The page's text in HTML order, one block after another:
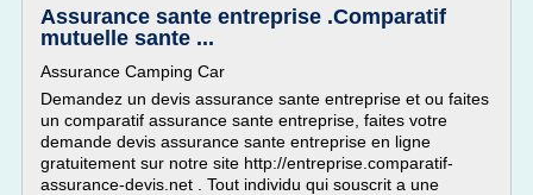
Assurance sante entreprise .Comparatif
mutuelle sante ...
Assurance Camping Car
Demandez un devis assurance sante entreprise et ou faites
un comparatif assurance sante entreprise, faites votre
demande devis assurance sante entreprise en ligne
gratuitement sur notre site http://entreprise.comparatif-
assurance-devis.net . Tout individu qui souscrit a une